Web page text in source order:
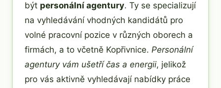
být personální agentury. Ty se specializují
na vyhledávání vhodných kandidátů pro
volné pracovní pozice v různých oborech a
firmách, a to včetně Kopřivnice. Personální
agentury vám ušetří čas a energii, jelikož
pro vás aktivně vyhledávají nabídky práce